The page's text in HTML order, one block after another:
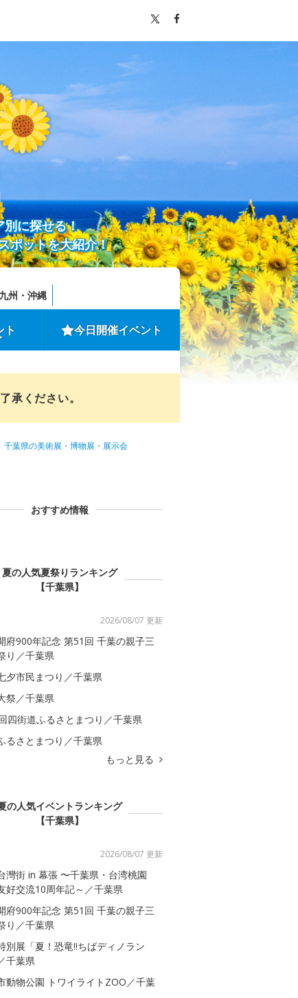
別に探せる！
ポットを大紹介！
九州・沖縄
ト 今日開催イベント
承ください。
千葉県の美術展・博物展・展示会
おすすめ情報
夏の人気夏祭りランキング
【千葉県】
2026/08/07 更新
府900年記念 第51回 千葉の親子三
り／千葉県
夕市民まつり／千葉県
祭／千葉県
四街道ふるさとまつり／千葉県
るさとまつり／千葉県
もっと見る
の人気イベントランキング
【千葉県】
2026/08/07 更新
灣街 in 幕張 〜千葉県・台湾桃園
交流10周年記～／千葉県
府900年記念 第51回 千葉の親子三
り／千葉県
別展「夏！恐竜!!ちばディノラン
千葉県
動物公園 トワイライトZOO／千葉